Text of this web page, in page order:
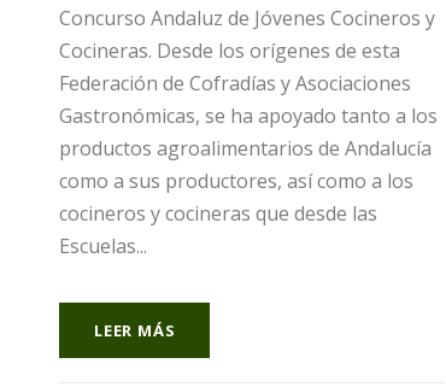
Concurso Andaluz de Jóvenes Cocineros y
Cocineras. Desde los orígenes de esta
Federación de Cofradías y Asociaciones
Gastronómicas, se ha apoyado tanto a los
productos agroalimentarios de Andalucía
como a sus productores, así como a los
cocineros y cocineras que desde las
Escuelas...
LEER MÁS